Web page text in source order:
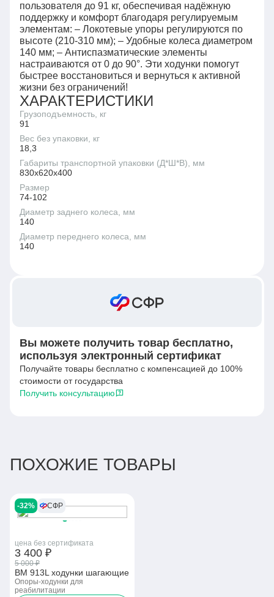
пользователя до 91 кг, обеспечивая надёжную
поддержку и комфорт благодаря регулируемым
элементам: – Локотевые упоры регулируются по
высоте (210-310 мм); – Удобные колеса диаметром
140 мм; – Антиспазматические элементы
настраиваются от 0 до 90°. Эти ходунки помогут
быстрее восстановиться и вернуться к активной
жизни без ограничений!
ХАРАКТЕРИСТИКИ
Грузоподъемность, кг
91
Вес без упаковки, кг
18,3
Габариты транспортной упаковки (Д*Ш*В), мм
830х620х400
Размер
74-102
Диаметр заднего колеса, мм
140
Диаметр переднего колеса, мм
140
Вы можете получить товар бесплатно,
используя электронный сертификат
Получайте товары бесплатно с компенсацией до 100%
стоимости от государства
Получить консультацию
ПОХОЖИЕ ТОВАРЫ
-32% СФР
цена без сертификата
3 400 ₽
5 000 ₽
BM 913L ходунки шагающие
Опоры-ходунки для
реабилитации